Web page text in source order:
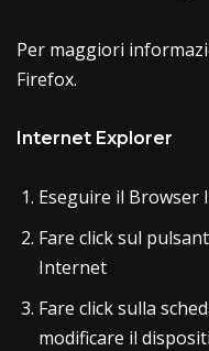
Per maggiori
Firefox.
Internet Explorer
Eseguire il
Fare click sul
Internet
Fare click sulla
modificare il